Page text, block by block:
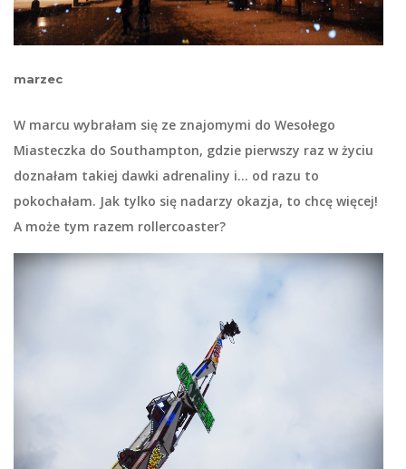
marzec
W marcu wybrałam się ze znajomymi do Wesołego
Miasteczka do Southampton, gdzie pierwszy raz w życiu
doznałam takiej dawki adrenaliny i… od razu to
pokochałam. Jak tylko się nadarzy okazja, to chcę więcej!
A może tym razem rollercoaster?